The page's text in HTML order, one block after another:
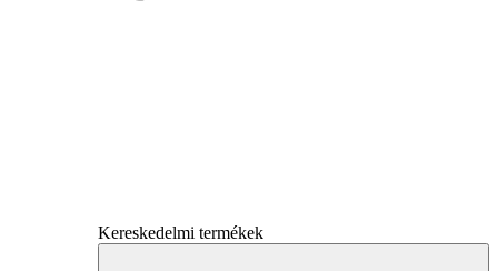
Kereskedelmi termékek